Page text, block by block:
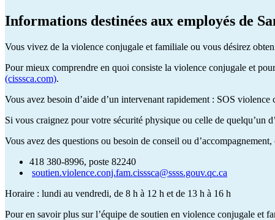
Informations destinées aux employés de
Vous vivez de la violence conjugale et familiale ou vous désirez
Pour mieux comprendre en quoi consiste la violence conjugale et
(cisssca.com).
Vous avez besoin d’aide d’un intervenant rapidement : SOS
Si vous craignez pour votre sécurité physique ou celle de quelqu’un
Vous avez des questions ou besoin de conseil ou
418 380-8996, poste 82240
soutien.violence.conj.fam.cisssca@ssss.gouv.qc.ca
Horaire : lundi au vendredi, de 8 h à 12 h et de 13 h à 16 h
Pour en savoir plus sur l’équipe de soutien en violence conjugale et